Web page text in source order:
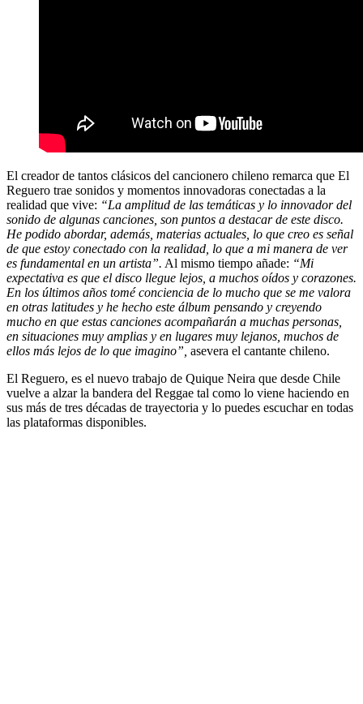
El creador de tantos clásicos del cancionero chileno remarca que El
Reguero trae sonidos y momentos innovadoras conectadas a la
realidad que vive: “La amplitud de las temáticas y lo innovador del
sonido de algunas canciones, son puntos a destacar de este disco.
He podido abordar, además, materias actuales, lo que creo es señal
de que estoy conectado con la realidad, lo que a mi manera de ver
es fundamental en un artista”. Al mismo tiempo añade: “Mi
expectativa es que el disco llegue lejos, a muchos oídos y corazones.
En los últimos años tomé conciencia de lo mucho que se me valora
en otras latitudes y he hecho este álbum pensando y creyendo
mucho en que estas canciones acompañarán a muchas personas,
en situaciones muy amplias y en lugares muy lejanos, muchos de
ellos más lejos de lo que imagino”, asevera el cantante chileno.
El Reguero, es el nuevo trabajo de Quique Neira que desde Chile
vuelve a alzar la bandera del Reggae tal como lo viene haciendo en
sus más de tres décadas de trayectoria y lo puedes escuchar en todas
las plataformas disponibles.